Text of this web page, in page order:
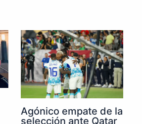
Agónico empate de la
selección ante Qatar